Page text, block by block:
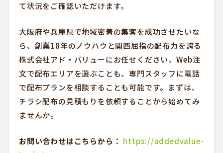
て状況をご確認いただけます。
大阪府や兵庫県で地域密着の集客を成功させたいな
ら、創業18年のノウハウと関西屈指の配布力を誇る
株式会社アド・バリューにお任せください。Web注
文で配布エリアを選ぶことも、専門スタッフに電話
で配布プランを相談することも可能です。まずは、
チラシ配布の見積もりを依頼することから始めてみ
ませんか。
お問い合わせはこちらから： https://addedvalue-